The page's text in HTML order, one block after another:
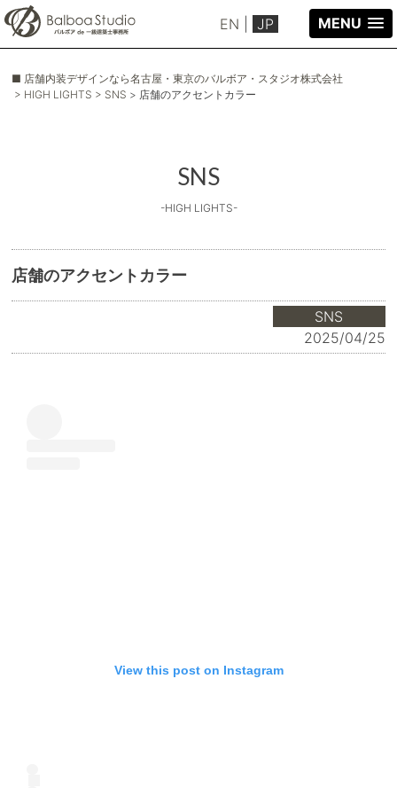
EN JP MENU
■ 店舗内装デザインなら名古屋・東京のバルボア・スタジオ株式会社
> HIGH LIGHTS > SNS > 店舗のアクセントカラー
SNS
-HIGH LIGHTS-
店舗のアクセントカラー
SNS
2025/04/25
View this post on Instagram